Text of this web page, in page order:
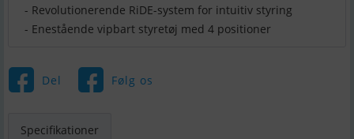
- Revolutionerende RiDE-system for intuitiv styring
- Enestående vipbart styretøj med 4 positioner
Del Følg os
Specifikationer